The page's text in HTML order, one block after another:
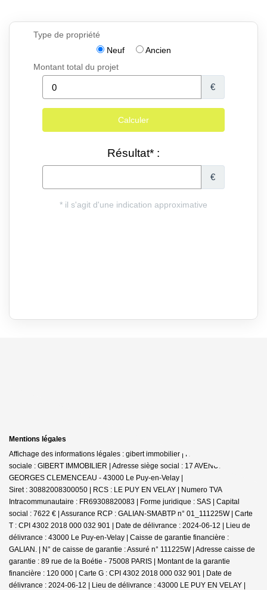
Mentions légales
Affichage des informations légales : gibert immobilier | Raison
sociale : GIBERT IMMOBILIER | Adresse siège social : 17 AVENUE
GEORGES CLEMENCEAU - 43000 Le Puy-en-Velay |
Siret : 30882008300050 | RCS : LE PUY EN VELAY | Numero TVA
Intracommunautaire : FR69308820083 | Forme juridique : SAS | Capital
social : 7622 € | Assurance RCP : GALIAN-SMABTP n° 01_111225W | Carte
T : CPI 4302 2018 000 032 901 | Date de délivrance : 2024-06-12 | Lieu de
délivrance : 43000 Le Puy-en-Velay | Caisse de garantie financière :
GALIAN. | N° de caisse de garantie : Assuré n° 111225W | Adresse caisse de
garantie : 89 rue de la Boétie - 75008 PARIS | Montant de la garantie
financière : 120 000 | Carte G : CPI 4302 2018 000 032 901 | Date de
délivrance : 2024-06-12 | Lieu de délivrance : 43000 LE PUY EN VELAY |